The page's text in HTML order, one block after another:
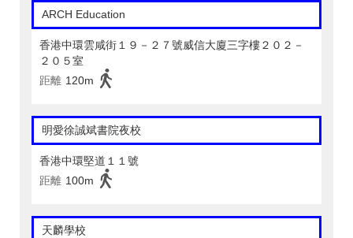
ARCH Education
香港中環雲咸街１９－２７號威信大廈三字樓２０２－
２０５室
距離 120m
明愛徐誠斌書院夜校
香港中環堅道１１號
距離 100m
天麟學校